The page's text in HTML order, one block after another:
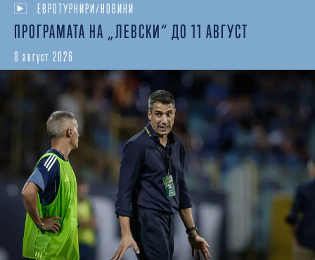
ЕВРОТУРНИРИ/НОВИНИ
ПРОГРАМАТА НА „ЛЕВСКИ“ ДО 11 АВГУСТ
8 август 2026